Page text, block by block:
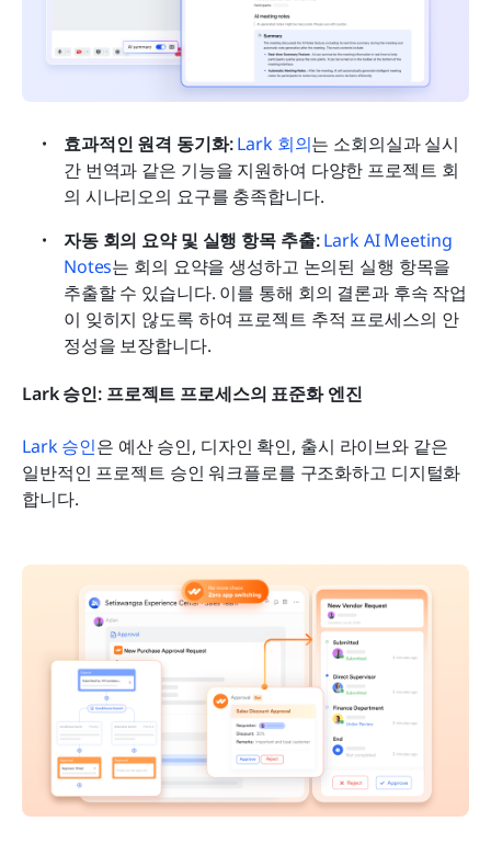
효과적인 원격 동기화: Lark 회의는 소회의실과 실시
간 번역과 같은 기능을 지원하여 다양한 프로젝트 회
의 시나리오의 요구를 충족합니다.
자동 회의 요약 및 실행 항목 추출: Lark AI Meeting
Notes는 회의 요약을 생성하고 논의된 실행 항목을
추출할 수 있습니다. 이를 통해 회의 결론과 후속 작업
이 잊히지 않도록 하여 프로젝트 추적 프로세스의 안
정성을 보장합니다.
Lark 승인: 프로젝트 프로세스의 표준화 엔진
Lark 승인은 예산 승인, 디자인 확인, 출시 라이브와 같은
일반적인 프로젝트 승인 워크플로를 구조화하고 디지털화
합니다.